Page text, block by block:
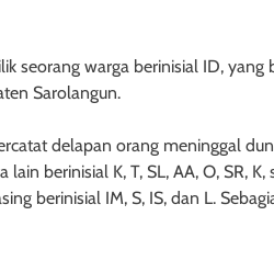
seorang warga berinisial ID,
Sarolangun.
delapan orang meninggal
berinisial K, T, SL, AA, O, SR,
berinisial IM, S, IS, dan L.